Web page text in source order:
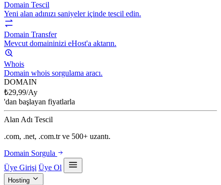
Domain Tescil
Yeni alan adınızı saniyeler içinde tescil edin.
Domain Transfer
Mevcut domaininizi eHost'a aktarın.
Whois
Domain whois sorgulama aracı.
DOMAIN
₺29,99/Ay
'dan başlayan fiyatlarla
Alan Adı Tescil
.com, .net, .com.tr ve 500+ uzantı.
Domain Sorgula
Üye Girişi Üye Ol
Hosting